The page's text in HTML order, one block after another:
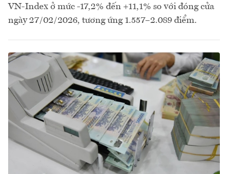
VN-Index ở mức -17,2% đến +11,1% so với đóng cửa
ngày 27/02/2026, tương ứng 1.557–2.089 điểm.